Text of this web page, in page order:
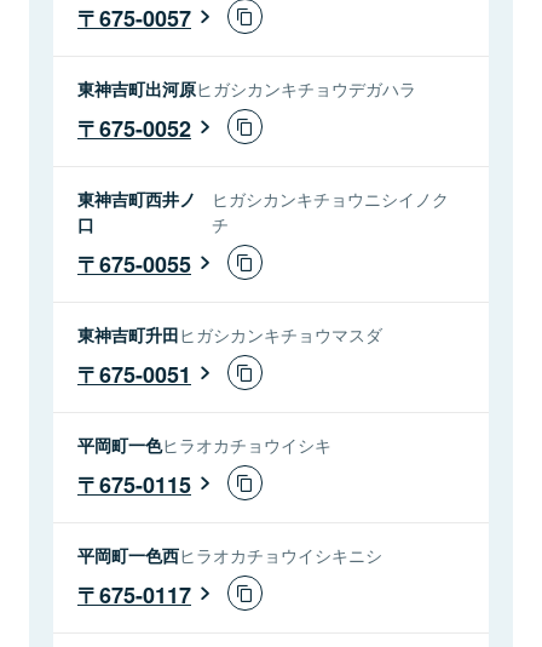
675-0057
東神吉町出河原ヒガシカンキチョウデガハラ
675-0052
東神吉町西井ノ
口
ヒガシカンキチョウニシイノク
チ
675-0055
東神吉町升田ヒガシカンキチョウマスダ
675-0051
平岡町一色ヒラオカチョウイシキ
675-0115
平岡町一色西ヒラオカチョウイシキニシ
675-0117